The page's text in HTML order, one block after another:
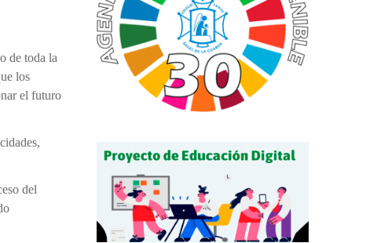
de toda la
los
el futuro
del